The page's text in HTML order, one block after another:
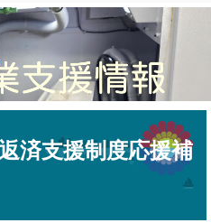
済支援制度応援補